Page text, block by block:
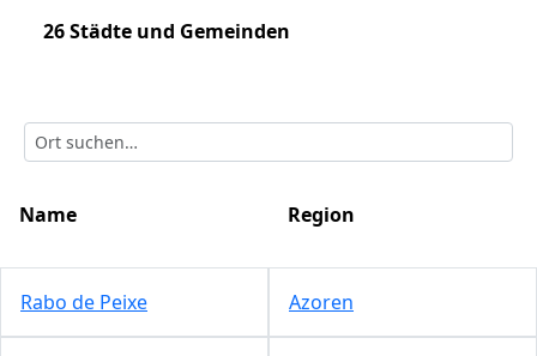
26 Städte und Gemeinden
Name Region
Rabo de Peixe Azoren